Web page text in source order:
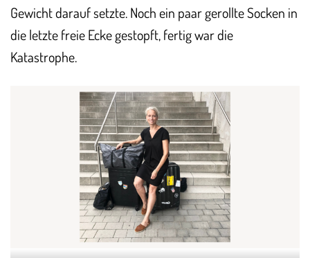
Gewicht darauf setzte. Noch ein paar gerollte Socken in
die letzte freie Ecke gestopft, fertig war die
Katastrophe.